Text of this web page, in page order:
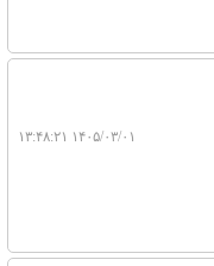
۱۴۰۵/۰۳/۰۱ ۱۳:۴۸:۲۱